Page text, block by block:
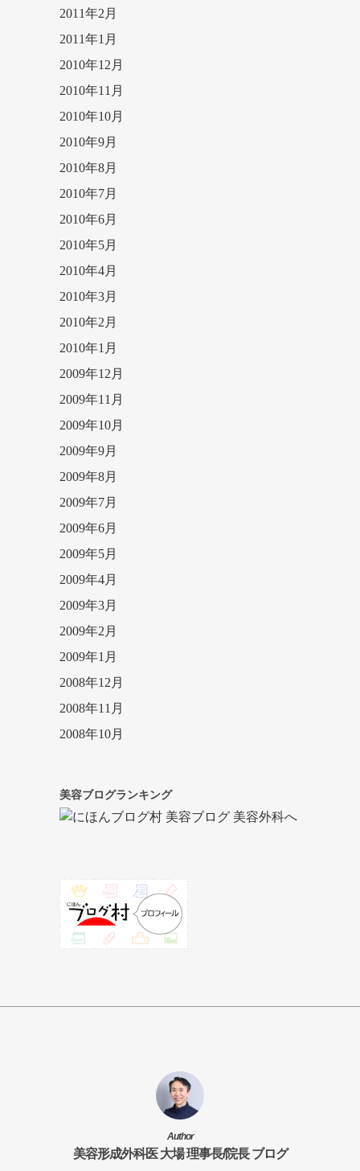
2011年2月
2011年1月
2010年12月
2010年11月
2010年10月
2010年9月
2010年8月
2010年7月
2010年6月
2010年5月
2010年4月
2010年3月
2010年2月
2010年1月
2009年12月
2009年11月
2009年10月
2009年9月
2009年8月
2009年7月
2009年6月
2009年5月
2009年4月
2009年3月
2009年2月
2009年1月
2008年12月
2008年11月
2008年10月
美容ブログランキング
Author
美容形成外科医 大場 理事長/院長 ブログ